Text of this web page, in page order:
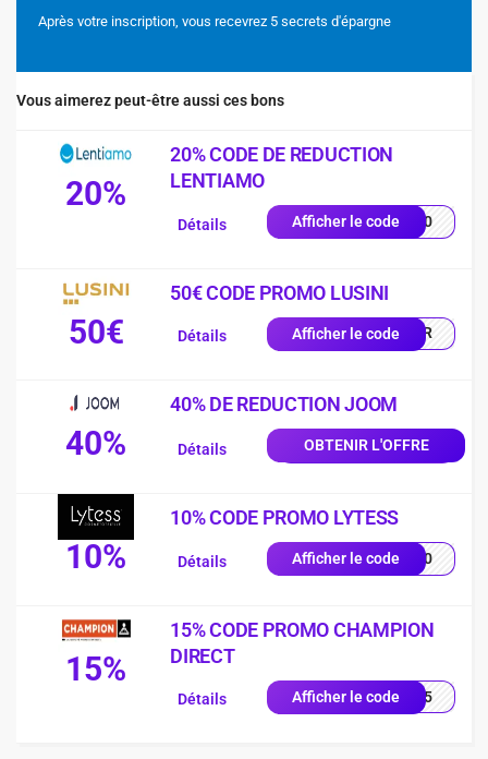
Après votre inscription, vous recevrez 5 secrets d'épargne
Vous aimerez peut-être aussi ces bons
20%
20% CODE DE REDUCTION
LENTIAMO
Afficher le codeES20
Détails
50€
50€ CODE PROMO LUSINI
Afficher le code0-FR
Détails
40%
40% DE REDUCTION JOOM
OBTENIR L'OFFRE
Détails
10%
10% CODE PROMO LYTESS
Afficher le codeSS10
Détails
15%
15% CODE PROMO CHAMPION
DIRECT
Afficher le codeUE15
Détails